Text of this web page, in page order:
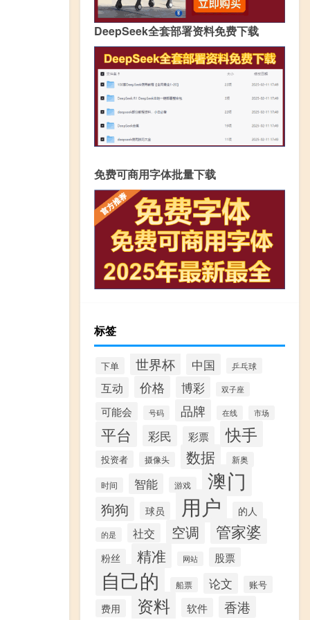
DeepSeek全套部署资料免费下载
免费可商用字体批量下载
标签
下单 世界杯 中国 乒乓球
互动 价格 博彩 双子座
可能会 号码 品牌 在线 市场
平台 彩民 彩票 快手
投资者 摄像头 数据 新奥
时间 智能 游戏 澳门
狗狗 球员 用户 的人
的是 社交 空调 管家婆
粉丝 精准 网站 股票
自己的 船票 论文 账号
费用 资料 软件 香港